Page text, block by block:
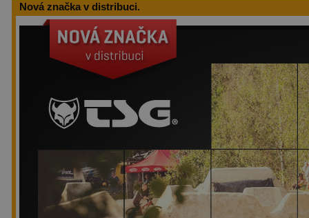
Nová značka v distribuci.